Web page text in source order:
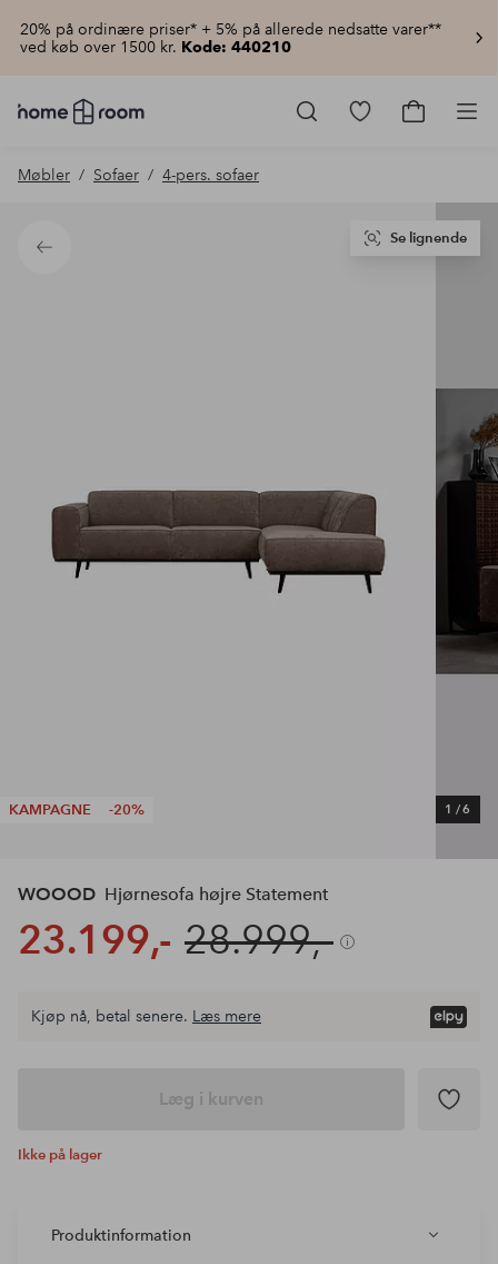
20% på ordinære priser* + 5% på allerede nedsatte varer**
ved køb over 1500 kr. Kode: 440210
Homeroom
–
hjemmet
pris
Gå
Gå
Møbler Sofaer 4-pers. sofaer
Tilbage
KAMPAGNE -20% 1 /6
Se lignende
WOOOD Hjørnesofa højre Statement
23.199,- 28.999,-
Kjøp nå, betal senere. Læs mere
Læg i kurven
Ikke på lager
Produktinformation